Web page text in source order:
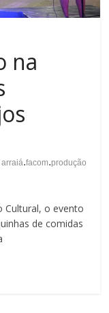
na
arraiá.facom.produção
Cultural, o evento
de comidas